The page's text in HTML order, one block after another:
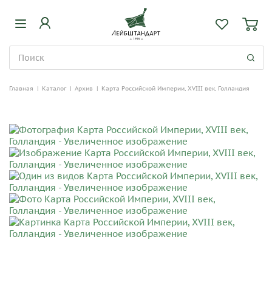
Главная | Каталог | Архив | Карта Российской Империи, XVIII век, Голландия